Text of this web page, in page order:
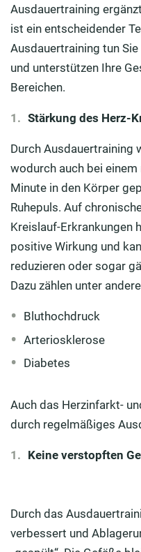
Ausdauertraining
ist ein entscheidender
Ausdauertraining tun
und unterstützen Ihre
Bereichen.
Stärkung des Herz-
Durch Ausdauertraining
wodurch auch bei
Minute in den Körper
Ruhepuls. Auf
Kreislauf-Erkrankungen
positive Wirkung und
reduzieren oder sogar
Dazu zählen unter
Bluthochdruck
Arteriosklerose
Diabetes
Auch das Herzinfarkt-
durch regelmäßiges
Keine verstopften
Durch das
verbessert und